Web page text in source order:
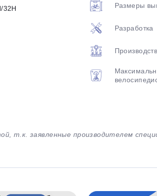
32H Размеры
Разработка
т.к. заявленные производителем